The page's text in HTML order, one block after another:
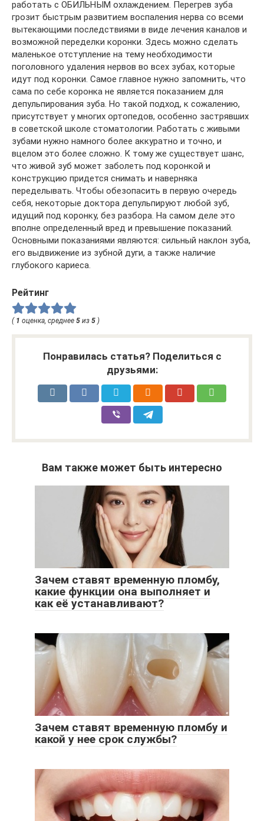
работать с ОБИЛЬНЫМ охлаждением. Перегрев зуба
грозит быстрым развитием воспаления нерва со всеми
вытекающими последствиями в виде лечения каналов и
возможной переделки коронки. Здесь можно сделать
маленькое отступление на тему необходимости
поголовного удаления нервов во всех зубах, которые
идут под коронки. Самое главное нужно запомнить, что
сама по себе коронка не является показанием для
депульпирования зуба. Но такой подход, к сожалению,
присутствует у многих ортопедов, особенно застрявших
в советской школе стоматологии. Работать с живыми
зубами нужно намного более аккуратно и точно, и
вцелом это более сложно. К тому же существует шанс,
что живой зуб может заболеть под коронкой и
конструкцию придется снимать и наверняка
переделывать. Чтобы обезопасить в первую очередь
себя, некоторые доктора депульпируют любой зуб,
идущий под коронку, без разбора. На самом деле это
вполне определенный вред и превышение показаний.
Основными показаниями являются: сильный наклон зуба,
его выдвижение из зубной дуги, а также наличие
глубокого кариеса.
Рейтинг
( 1 оценка, среднее 5 из 5 )
Понравилась статья? Поделиться с
друзьями:
Вам также может быть интересно
Зачем ставят временную пломбу,
какие функции она выполняет и
как её устанавливают?
Зачем ставят временную пломбу и
какой у нее срок службы?